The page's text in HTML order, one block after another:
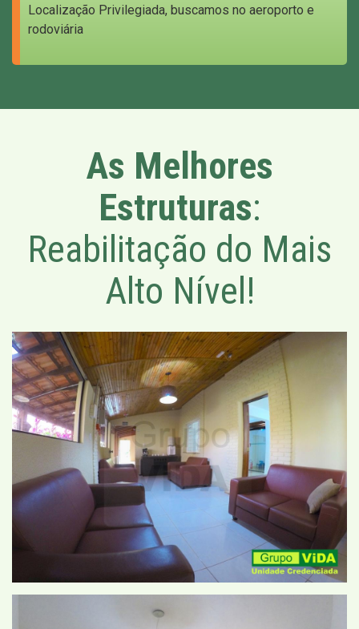
Localização Privilegiada, buscamos no aeroporto e
rodoviária
As Melhores
Estruturas:
Reabilitação do Mais
Alto Nível!